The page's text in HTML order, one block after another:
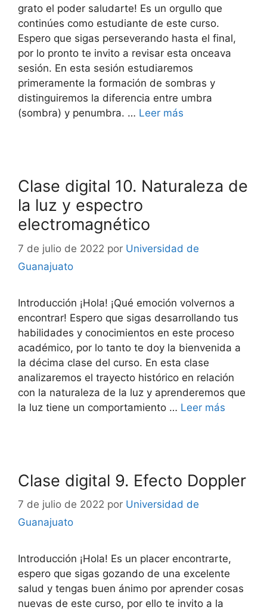
grato el poder saludarte! Es un orgullo que
continúes como estudiante de este curso.
Espero que sigas perseverando hasta el final,
por lo pronto te invito a revisar esta onceava
sesión. En esta sesión estudiaremos
primeramente la formación de sombras y
distinguiremos la diferencia entre umbra
(sombra) y penumbra. … Leer más
Clase digital 10. Naturaleza de
la luz y espectro
electromagnético
7 de julio de 2022 por Universidad de
Guanajuato
Introducción ¡Hola! ¡Qué emoción volvernos a
encontrar! Espero que sigas desarrollando tus
habilidades y conocimientos en este proceso
académico, por lo tanto te doy la bienvenida a
la décima clase del curso. En esta clase
analizaremos el trayecto histórico en relación
con la naturaleza de la luz y aprenderemos que
la luz tiene un comportamiento … Leer más
Clase digital 9. Efecto Doppler
7 de julio de 2022 por Universidad de
Guanajuato
Introducción ¡Hola! Es un placer encontrarte,
espero que sigas gozando de una excelente
salud y tengas buen ánimo por aprender cosas
nuevas de este curso, por ello te invito a la